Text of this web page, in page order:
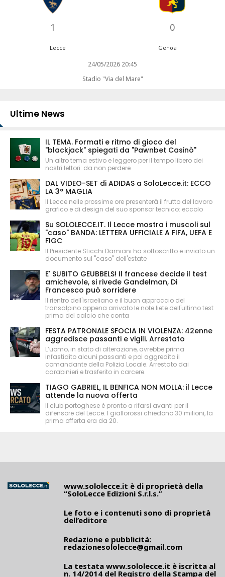
1 0
Lecce Genoa
24/05/2026 20:45
Stadio "Via del Mare"
Ultime News
IL TEMA. Formati e ritmo di gioco del
"blackjack" spiegati da "Pawnbet Casinò"
Un altro tema estivo e leggero per il tempo libero dei
nostri lettori: da non perdere
DAL VIDEO-SET di ADIDAS a SoloLecce.it: ECCO
LA 3° MAGLIA
Il Lecce nelle prossime ore presenterà il frutto del lavoro
grafico e di design del suo sponsor tecnico: eccolo
Su SOLOLECCE.IT. Il Lecce mostra i muscoli sul
"caso" BANDA: LETTERA UFFICIALE A FIFA, UEFA E
FIGC
Il Presidente Sticchi Damiani ha sottoscritto e inviato un
documento sul "caso" dell'estate
E' SUBITO GEUBBELS! Il francese decide il test
amichevole, si rivede Gandelman, Di
Francesco può sorridere
Il rientro dell'israeliano e il buon approccio del
transalpino appena arrivato le note liete dell'ultimo test
prima del calcio che conta
FESTA PATRONALE SFOCIA IN VIOLENZA: 42enne
aggredisce passanti e vigili. Arrestato
L’uomo, in stato di alterazione, avrebbe prima
infastidito alcuni passanti e poi aggredito il
comandante della Polizia Locale. Arrestato dai
carabinieri e trasferito in carcere.
TIAGO GABRIEL, IL BENFICA NON MOLLA: il Lecce
attende la nuova offerta
Il club portoghese è pronto a rifarsi avanti per il
difensore del Lecce. I giallorossi chiedono 30 milioni, la
prima offerta era da 20.
www.sololecce.it è di proprietà della
“SoloLecce Edizioni S.r.l.s.”
Le foto e i contenuti sono di proprietà
dell’editore
Redazione e pubblicità:
redazionesololecce@gmail.com
La testata www.sololecce.it è iscritta al
n. 14/2014 del Registro della Stampa del